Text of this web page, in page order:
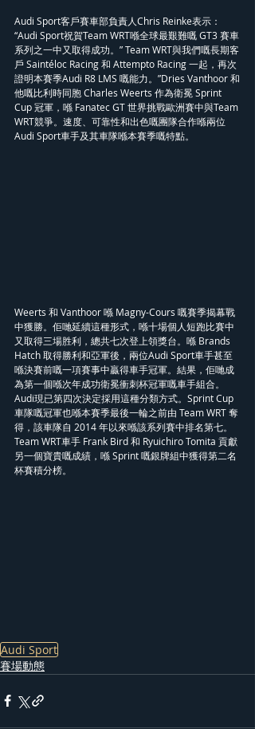
Audi Sport客戶賽車部負責人Chris Reinke表示：
“Audi Sport祝賀Team WRT喺全球最艱難嘅 GT3 賽車
系列之一中又取得成功。” Team WRT與我們嘅長期客
戶 Saintéloc Racing 和 Attempto Racing 一起，再次
證明本賽季Audi R8 LMS 嘅能力。”Dries Vanthoor 和
他嘅比利時同胞 Charles Weerts 作為衛冕 Sprint
Cup 冠軍，喺 Fanatec GT 世界挑戰歐洲賽中與Team
WRT競爭。速度、可靠性和出色嘅團隊合作喺兩位
Audi Sport車手及其車隊喺本賽季嘅特點。
Weerts 和 Vanthoor 喺 Magny-Cours 嘅賽季揭幕戰
中獲勝。佢哋延續這種形式，喺十場個人短跑比賽中
又取得三場胜利，總共七次登上領獎台。喺 Brands
Hatch 取得勝利和亞軍後，兩位Audi Sport車手甚至
喺決賽前嘅一項賽事中贏得車手冠軍。結果，佢哋成
為第一個喺次年成功衛冕衝刺杯冠軍嘅車手組合。
Audi現已第四次決定採用這種分類方式。Sprint Cup
車隊嘅冠軍也喺本賽季最後一輪之前由 Team WRT 奪
得，該車隊自 2014 年以來喺該系列賽中排名第七。
Team WRT車手 Frank Bird 和 Ryuichiro Tomita 貢獻
另一個寶貴嘅成績，喺 Sprint 嘅銀牌組中獲得第二名
杯賽積分榜。
Audi Sport
賽場動態